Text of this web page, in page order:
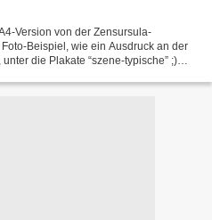
Version von der Zensursula-
Beispiel, wie ein Ausdruck an der
die Plakate “szene-typische” ;)